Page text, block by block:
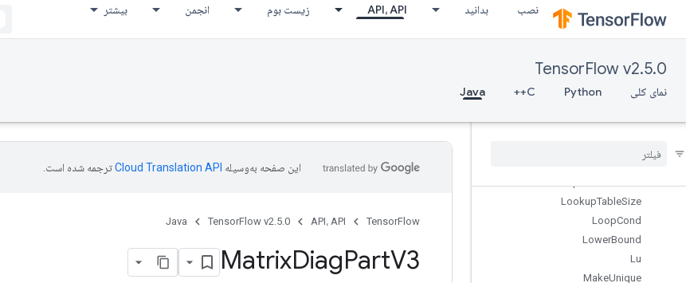
نصب بدانید API، API زیست بوم انجمن بیشتر
TensorFlow v2.5.0
نمای کلی Python
C++
Java
LoadTPUEmbeddingProximalYogiParametersGradAccumDebug
LoadTPUEmbeddingRMSPropParameters
LoadTPUEmbeddingStochasticGradientDescentParameters
LoadTPUEmbeddingStochasticGradientDescentParametersGradAccumDebug
LookupTableFind
LookupTableSize
LoopCond
LowerBound
Lu
MakeUnique
این صفحه به‌وسیله ترجمه شده است.
TensorFlow API، API TensorFlow v2.5.0
Java
MatrixDiagPartV3